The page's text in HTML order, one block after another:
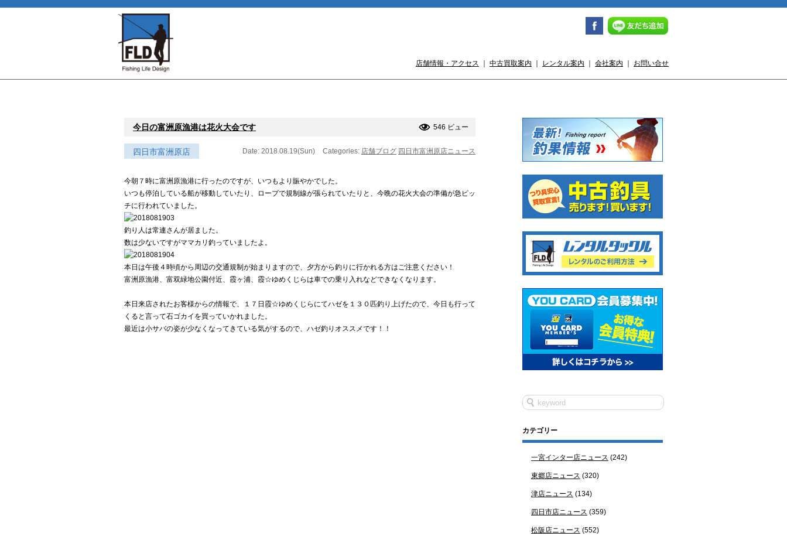
店舗情報・アクセス 中古買取案内 レンタル案内 会社案内 お問い合せ
今日の富洲原漁港は花火大会です 546 ビュー
四日市富洲原店 Date: 2018.08.19(Sun) Categories: 店舗ブログ 四日市富洲原店ニュース
今朝７時に富洲原漁港に行ったのですが、いつもより賑やかでした。
いつも停泊している船が移動していたり、ロープで規制線が張られていたりと、今晩の花火大会の準備が急ピッ
チに行われていました。
釣り人は常連さんが居ました。
数は少ないですがママカリ釣っていましたよ。
本日は午後４時頃から周辺の交通規制が始まりますので、夕方から釣りに行かれる方はご注意ください！
富洲原漁港、富双緑地公園付近、霞ヶ浦、霞☆ゆめくじらは車での乗り入れなどできなくなります。
本日来店されたお客様からの情報で、１７日霞☆ゆめくじらにてハゼを１３０匹釣り上げたので、今日も行って
くると言って石ゴカイを買っていかれました。
最近は小サバの姿が少なくなってきている気がするので、ハゼ釣りオススメです！！
カテゴリー
一宮インター店ニュース (242)
東郷店ニュース (320)
津店ニュース (134)
四日市店ニュース (359)
松阪店ニュース (552)